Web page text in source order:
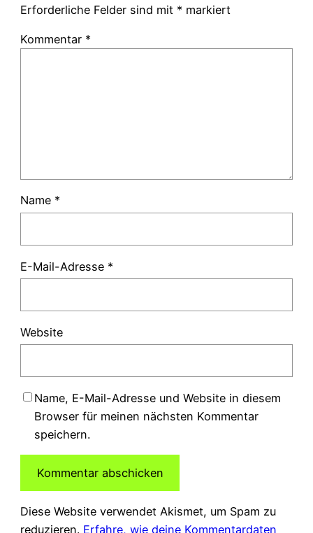
Erforderliche Felder sind mit * markiert
Kommentar *
Name *
E-Mail-Adresse *
Website
Name, E-Mail-Adresse und Website in diesem
Browser für meinen nächsten Kommentar
speichern.
Diese Website verwendet Akismet, um Spam zu
reduzieren. Erfahre, wie deine Kommentardaten